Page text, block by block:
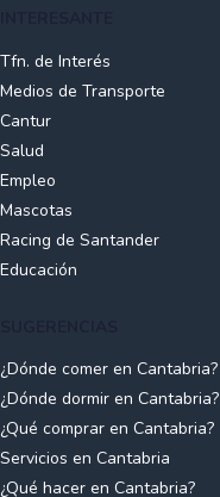
Tfn. de Interés
Medios de Transporte
Cantur
Salud
Empleo
Mascotas
Racing de Santander
Educación
¿Dónde comer en Cantabria?
¿Dónde dormir en Cantabria?
¿Qué comprar en Cantabria?
Servicios en Cantabria
¿Qué hacer en Cantabria?